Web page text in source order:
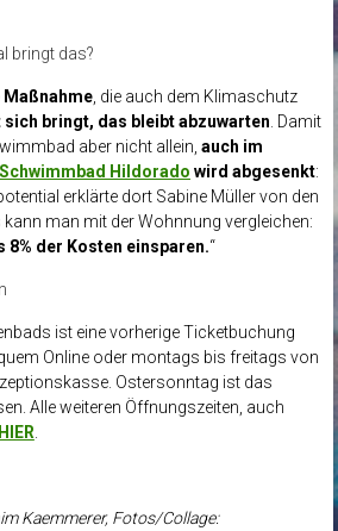
bringt das?
Maßnahme, die auch dem Klimaschutz
sich bringt, das bleibt abzuwarten . Damit
aber nicht allein, auch im
Hildorado wird abgesenkt:
erklärte dort Sabine Müller von den
kann man mit der Wohnnung vergleichen:
8% der Kosten einsparen.“
ist eine vorherige Ticketbuchung
Online oder montags bis freitags von
Ostersonntag ist das
Alle weiteren Öffnungszeiten, auch
HIER
Kaemmerer, Fotos/Collage: